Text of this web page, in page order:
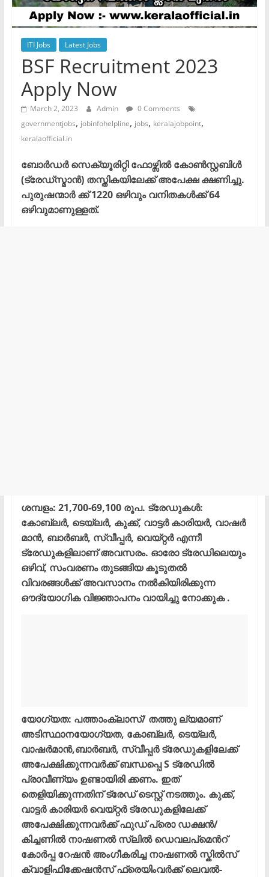
ITI Jobs Latest Jobs
BSF Recruitment 2023
Apply Now
March 2, 2023 Admin
0 Comments
governmentjobs, jobinfohelpline, jobs, keralajobpoint,
keralaofficial.in
ബോർഡർ സെക്യൂരിറ്റി ഫോഴ്സിൽ കോൺസ്റ്റബിൾ
(ട്രേഡ്സ്മാൻ) തസ്തികയിലേക്ക് അപേക്ഷ ക്ഷണിച്ചു.
പുരുഷന്മാർ ക്ക് 1220 ഒഴിവും വനിതകൾക്ക് 64
ഒഴിവുമാണുള്ളത്.
ശമ്പളം: 21,700-69,100 രൂപ. ട്രേഡുകൾ:
കോബ്ലർ, ടെയ്ലർ, കുക്ക്, വാട്ടർ കാരിയർ, വാഷർ
മാൻ, ബാർബർ, സ്വീപ്പർ, വെയ്റ്റർ എന്നീ
ട്രേഡുകളിലാണ് അവസരം. ഓരോ ട്രേഡിലെയും
ഒഴിവ്, സംവരണം തുടങ്ങിയ കൂടുതൽ
വിവരങ്ങൾക്ക് അവസാനം നൽകിയിരിക്കുന്ന
ഔദ്യോഗിക വിജ്ഞാപനം വായിച്ചു നോക്കുക .
യോഗ്യത: പത്താംക്ലാസ്/ തത്തു ല്യമാണ്
അടിസ്ഥാനയോഗ്യത, കോബ്ലർ, ടെയ്ലർ,
വാഷർമാൻ,ബാർബർ, സ്വീപ്പർ ട്രേഡുകളിലേക്ക്
അപേക്ഷിക്കുന്നവർക്ക് ബന്ധപ്പെ S ട്രേഡിൽ
പ്രാവീണ്യം ഉണ്ടായിരി ക്കണം. ഇത്
തെളിയിക്കുന്നതിന് ട്രേഡ് ടെസ്റ്റ് നടത്തും. കുക്ക്,
വാട്ടർ കാരിയർ വെയ്റ്റർ ട്രേഡുകളിലേക്ക്
അപേക്ഷിക്കുന്നവർക്ക് ഫുഡ് പ്രൊ ഡക്ഷൻ/
കിച്ചണിൽ നാഷണൽ സ്ലിൽ ഡെവലപ്മെൻറ്
കോർപ്പ റേഷൻ അംഗീകരിച്ച നാഷണൽ സ്കിൽസ്
ക്വാളിഫിക്കേഷൻസ് ഫ്രെയിംവർക്ക് ലെവൽ-